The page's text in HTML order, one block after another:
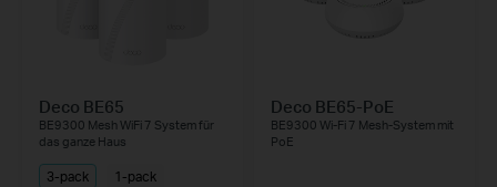
Deco BE65
BE9300 Mesh WiFi 7 System für
das ganze Haus
3-pack 1-pack
Deco BE65-PoE
BE9300 Wi-Fi 7 Mesh-System mit
PoE